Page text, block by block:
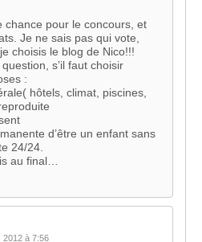
chance pour le concours, et
Je ne sais pas qui vote,
choisis le blog de Nico!!!
s’il faut choisir
:
hôtels, climat, piscines,
d’être un enfant sans
24/24.
au final…
2012 à 7:56